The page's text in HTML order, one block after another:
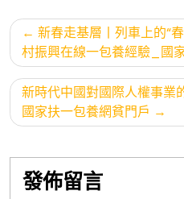
文
章
導
覽
新春走基層丨列車上的“
村振興在線一包養經驗_國
新時代中國對國際人權事業
國家扶一包養網貧門戶
發佈留言